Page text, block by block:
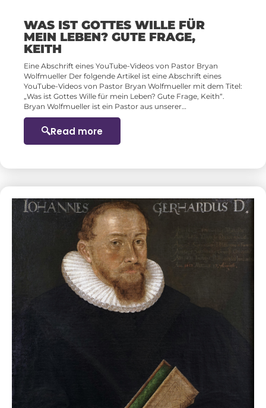
WAS IST GOTTES WILLE FÜR
MEIN LEBEN? GUTE FRAGE,
KEITH
Eine Abschrift eines YouTube-Videos von Pastor Bryan
Wolfmueller Der folgende Artikel ist eine Abschrift eines
YouTube-Videos von Pastor Bryan Wolfmueller mit dem Titel:
„Was ist Gottes Wille für mein Leben? Gute Frage, Keith“.
Bryan Wolfmueller ist ein Pastor aus unserer…
Read more